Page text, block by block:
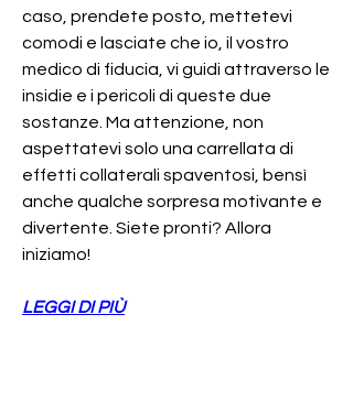
caso, prendete posto, mettetevi
comodi e lasciate che io, il vostro
medico di fiducia, vi guidi attraverso le
insidie e i pericoli di queste due
sostanze. Ma attenzione, non
aspettatevi solo una carrellata di
effetti collaterali spaventosi, bensì
anche qualche sorpresa motivante e
divertente. Siete pronti? Allora
iniziamo!
LEGGI DI PIÙ